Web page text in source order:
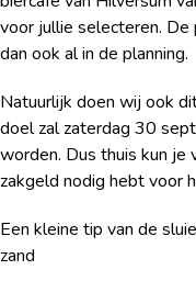
voor jullie selecteren. De
dan ook al in de planning.
Natuurlijk doen wij ook
doel zal zaterdag 30
worden. Dus thuis kun je
zakgeld nodig hebt voor
Een kleine tip van de
zand